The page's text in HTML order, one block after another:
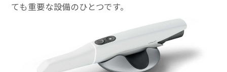
ても重要な設備のひとつです。